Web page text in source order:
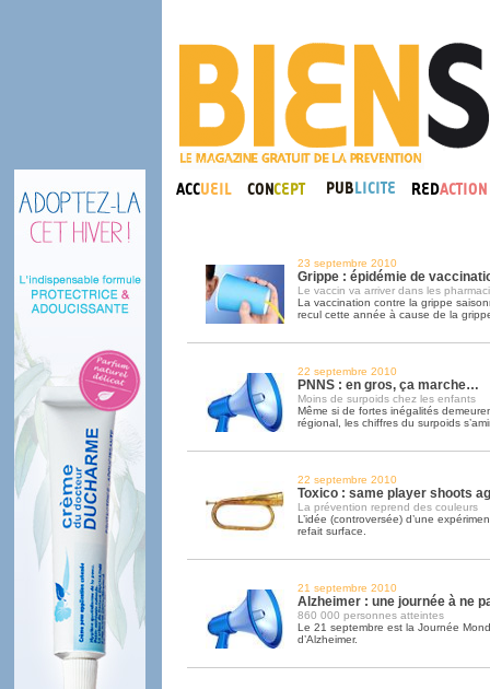
23 septembre 2010
Grippe : épidémie de
Le vaccin va arriver dans les
La vaccination contre la grippe
recul cette année à cause de la
22 septembre 2010
PNNS : en gros, ça marche…
Moins de surpoids chez les enfants
Même si de fortes inégalités
régional, les chiffres du surpoids
22 septembre 2010
Toxico : same player shoots
La prévention reprend des couleurs
L’idée (controversée) d’une
refait surface.
21 septembre 2010
Alzheimer : une journée à ne
860 000 personnes atteintes
Le 21 septembre est la Journée
d’Alzheimer.